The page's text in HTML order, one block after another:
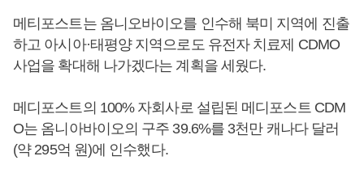
메티포스트는 옴니오바이오를 인수해 북미 지역에 진출
하고 아시아·태평양 지역으로도 유전자 치료제 CDMO
사업을 확대해 나가겠다는 계획을 세웠다.
메디포스트의 100% 자회사로 설립된 메디포스트 CDM
O는 옴니아바이오의 구주 39.6%를 3천만 캐나다 달러
(약 295억 원)에 인수했다.